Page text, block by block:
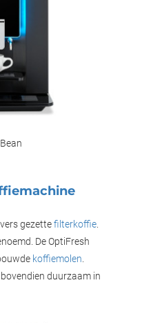
gezettefilterkoffie.
De OptiFresh
koffiemolen.
duurzaam in